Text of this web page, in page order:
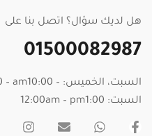
هل لديك سؤال؟ اتصل بنا على
01500082987
السبت، الخميس: – am 12:00 – am10:00
السبت: 12:00am – pm1:00